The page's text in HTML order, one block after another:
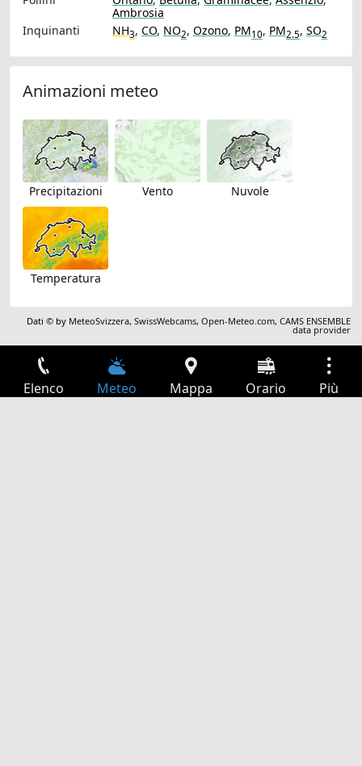
Ambrosia
Inquinanti
NH3, CO, NO2, Ozono, PM10, PM2.5, SO2
Animazioni meteo
Precipitazioni Vento Nuvole
Temperatura
Dati © by MeteoSvizzera,SwissWebcams,Open-Meteo.com,CAMS ENSEMBLE
data provider
Elenco Meteo Mappa Orario Più